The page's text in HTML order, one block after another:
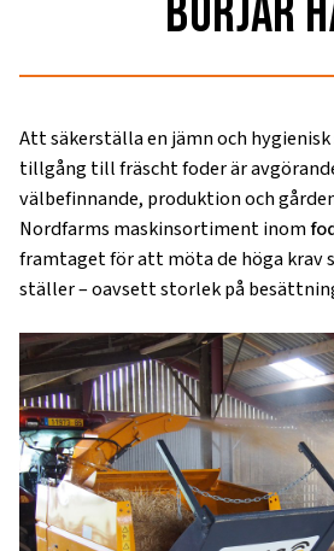
börjar
Att säkerställa en jämn och
tillgång till fräscht foder är
välbefinnande, produktion och
Nordfarms maskinsortiment inom
framtaget för att möta de höga krav
ställer – oavsett storlek på